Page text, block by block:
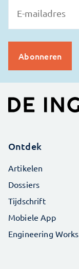
Ontdek
Artikelen
Dossiers
Tijdschrift
Mobiele App
Engineering Works